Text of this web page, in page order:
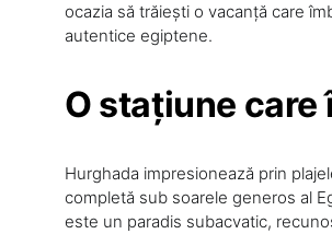
ocazia să trăiești o vacanță care
autentice egiptene.
O stațiune care
Hurghada impresionează prin
completă sub soarele generos al
este un paradis subacvatic,